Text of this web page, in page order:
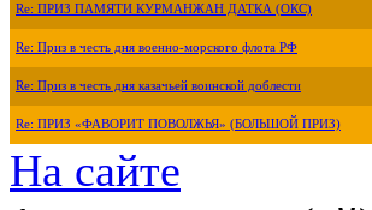
Re: ПРИЗ ПАМЯТИ КУРМАНЖАН ДАТКА (ОКС)
Re: Приз в честь дня военно-морского флота РФ
Re: Приз в честь дня казачьей воинской доблести
Re: ПРИЗ «ФАВОРИТ ПОВОЛЖЬЯ» (БОЛЬШОЙ ПРИЗ)
На сайте